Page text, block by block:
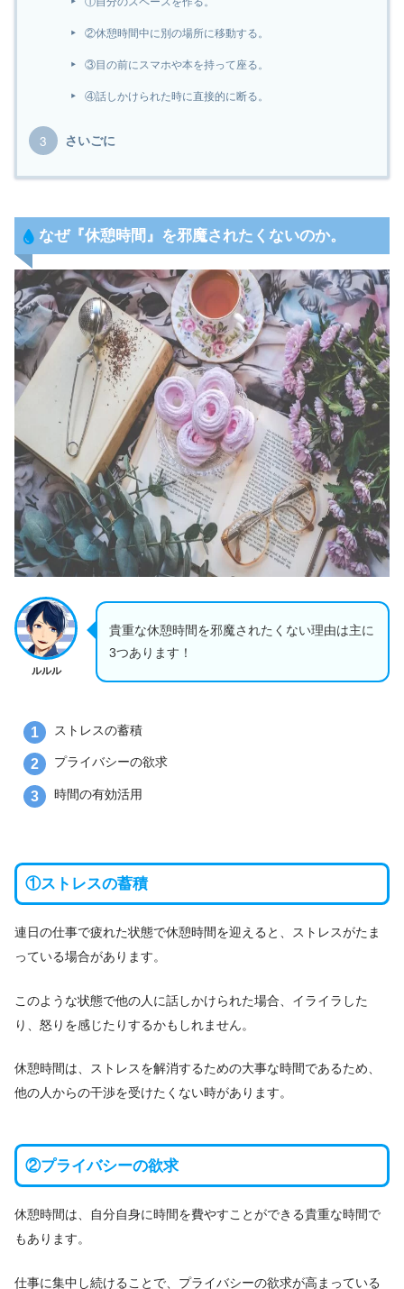
②休憩時間中に別の場所に移動する。
③目の前にスマホや本を持って座る。
④話しかけられた時に直接的に断る。
さいごに
なぜ『休憩時間』を邪魔されたくないのか。
ルルル
貴重な休憩時間を邪魔されたくない理由は主に
3つあります！
ストレスの蓄積
プライバシーの欲求
時間の有効活用
①ストレスの蓄積
連日の仕事で疲れた状態で休憩時間を迎えると、ストレスがたま
っている場合があります。
このような状態で他の人に話しかけられた場合、イライラした
り、怒りを感じたりするかもしれません。
休憩時間は、ストレスを解消するための大事な時間であるため、
他の人からの干渉を受けたくない時があります。
②プライバシーの欲求
休憩時間は、自分自身に時間を費やすことができる貴重な時間で
もあります。
仕事に集中し続けることで、プライバシーの欲求が高まっている